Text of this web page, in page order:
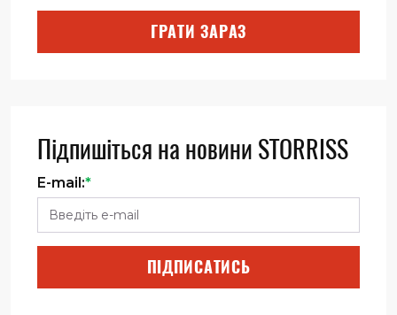
ГРАТИ ЗАРАЗ
Підпишіться на новини STORRISS
E-mail:*
ПІДПИСАТИСЬ